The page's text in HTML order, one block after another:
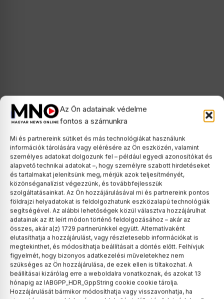
Az Ön adatainak védelme
fontos a számunkra
Mi és partnereink sütiket és más technológiákat használunk
információk tárolására vagy elérésére az Ön eszközén, valamint
személyes adatokat dolgozunk fel – például egyedi azonosítókat és
alapvető technikai adatokat –, hogy személyre szabott hirdetéseket
és tartalmakat jelenítsünk meg, mérjük azok teljesítményét,
közönséganalízist végezzünk, és továbbfejlesszük
szolgáltatásainkat. Az Ön hozzájárulásával mi és partnereink pontos
földrajzi helyadatokat is feldolgozhatunk eszközalapú technológiák
segítségével. Az alábbi lehetőségek közül választva hozzájárulhat
adatainak az itt leírt módon történő feldolgozásához – akár az
összes, akár a(z) 1729 partnerünkkel együtt. Alternatívaként
elutasíthatja a hozzájárulást, vagy részletesebb információkat is
megtekinthet, és módosíthatja beállításait a döntés előtt. Felhívjuk
figyelmét, hogy bizonyos adatkezelési műveletekhez nem
szükséges az Ön hozzájárulása, de ezek ellen is tiltakozhat. A
beállításai kizárólag erre a weboldalra vonatkoznak, és azokat 13
hónapig az IABGPP_HDR_GppString cookie cookie tárolja.
Hozzájárulását bármikor módosíthatja vagy visszavonhatja, ha
Szombaton dönt a Tisza-frakció:
három jelölt közül választják ki a
köztársaságielnök-jelöltet
Még augusztusban megválaszthatja az
Országgyűlés a Nemzeti
Vagyonvisszaszerzési és
Vagyonvédelmi…